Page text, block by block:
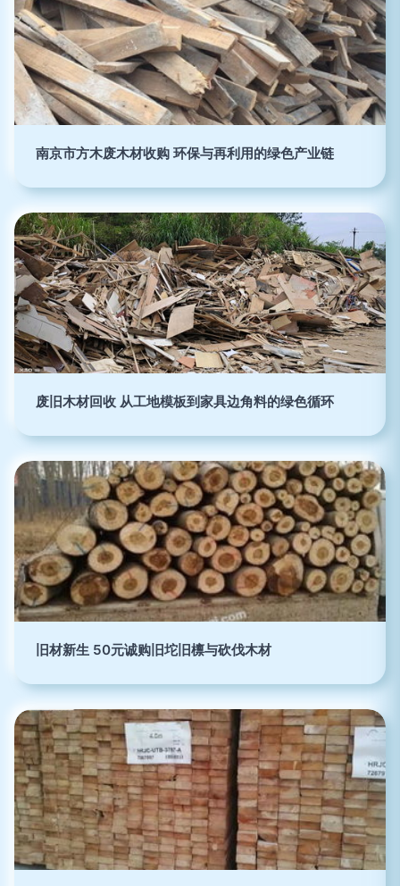
南京市方木废木材收购 环保与再利用的绿色产业链
废旧木材回收 从工地模板到家具边角料的绿色循环
旧材新生 50元诚购旧坨旧檩与砍伐木材